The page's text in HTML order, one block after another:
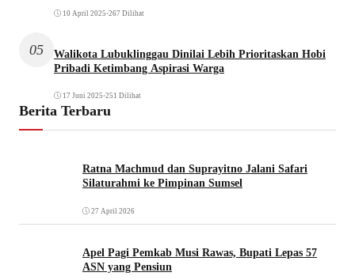
10 April 2025 •267 Dilihat
05
Walikota Lubuklinggau Dinilai Lebih Prioritaskan Hobi
Pribadi Ketimbang Aspirasi Warga
17 Juni 2025 •251 Dilihat
Berita Terbaru
Ratna Machmud dan Suprayitno Jalani Safari
Silaturahmi ke Pimpinan Sumsel
27 April 2026
Apel Pagi Pemkab Musi Rawas, Bupati Lepas 57
ASN yang Pensiun